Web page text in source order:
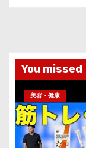
You missed
美容・健康